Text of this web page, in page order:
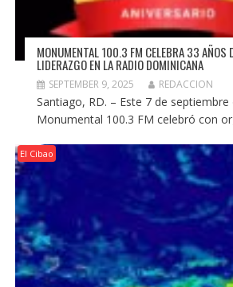
MONUMENTAL 100.3 FM CELEBRA 33 AÑOS
LIDERAZGO EN LA RADIO DOMINICANA
SEPTEMBER 9, 2025 REDACCION
Santiago, RD. – Este 7 de septiembre
Monumental 100.3 FM celebró con
El Cibao